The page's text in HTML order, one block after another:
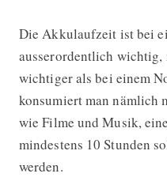
Die Akkulaufzeit ist bei
ausserordentlich
wichtiger als bei einem
konsumiert man nämlich
wie Filme und Musik,
mindestens 10 Stunden
werden.